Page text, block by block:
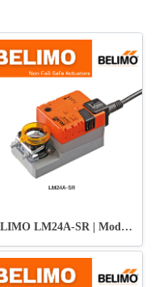
BELIMO LM24A-SR | Modulating Control Actuator